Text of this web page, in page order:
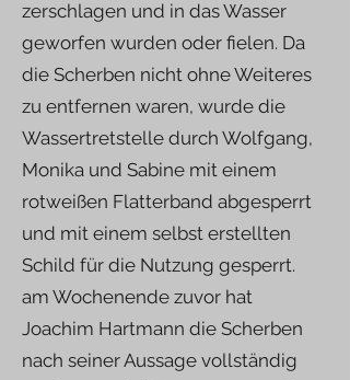
zerschlagen und in das Wasser
geworfen wurden oder fielen. Da
die Scherben nicht ohne Weiteres
zu entfernen waren, wurde die
Wassertretstelle durch Wolfgang,
Monika und Sabine mit einem
rotweißen Flatterband abgesperrt
und mit einem selbst erstellten
Schild für die Nutzung gesperrt.
am Wochenende zuvor hat
Joachim Hartmann die Scherben
nach seiner Aussage vollständig